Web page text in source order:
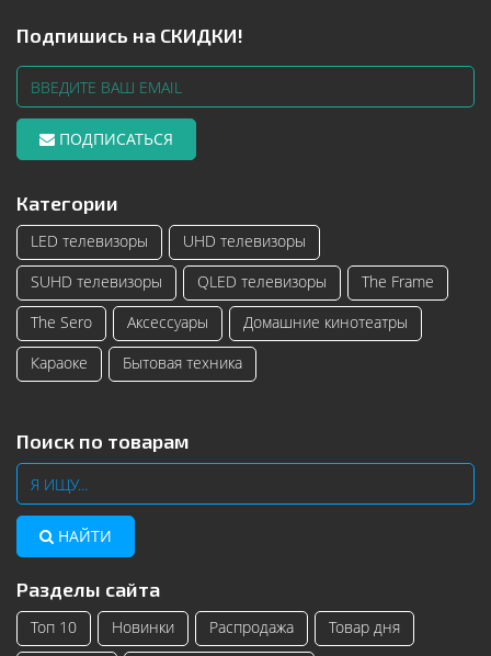
Подпишись на СКИДКИ!
ПОДПИСАТЬСЯ
Категории
LED телевизоры
UHD телевизоры
SUHD телевизоры
QLED телевизоры
The Frame
The Sero
Аксессуары
Домашние кинотеатры
Караоке
Бытовая техника
Поиск по товарам
НАЙТИ
Разделы сайта
Топ 10 Новинки Распродажа
Товар дня